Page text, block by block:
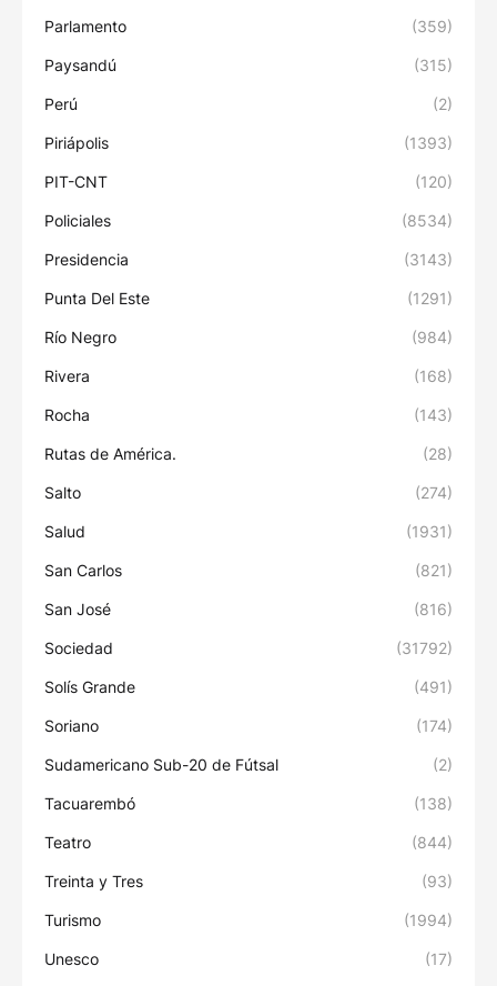
Parlamento (359)
Paysandú (315)
Perú (2)
Piriápolis (1393)
PIT-CNT (120)
Policiales (8534)
Presidencia (3143)
Punta Del Este (1291)
Río Negro (984)
Rivera (168)
Rocha (143)
Rutas de América. (28)
Salto (274)
Salud (1931)
San Carlos (821)
San José (816)
Sociedad (31792)
Solís Grande (491)
Soriano (174)
Sudamericano Sub-20 de Fútsal (2)
Tacuarembó (138)
Teatro (844)
Treinta y Tres (93)
Turismo (1994)
Unesco (17)